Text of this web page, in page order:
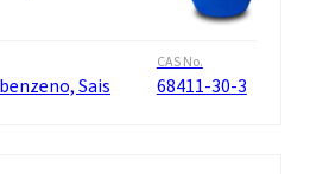
Sais
CAS No.
68411-30-3